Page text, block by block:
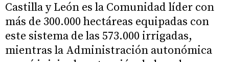
Castilla y León es la Comunidad líder con
más de 300.000 hectáreas equipadas con
este sistema de las 573.000 irrigadas,
mientras la Administración autonómica